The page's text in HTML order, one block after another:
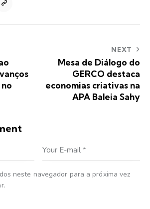
NEXT
Mesa de Diálogo do
GERCO destaca
economias criativas na
APA Baleia Sahy
neste navegador para a próxima vez